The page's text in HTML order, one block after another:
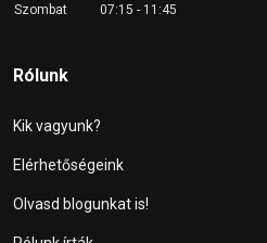
Szombat
07:15 - 11:45
Rólunk
Kik vagyunk?
Elérhetőségeink
Olvasd blogunkat is!